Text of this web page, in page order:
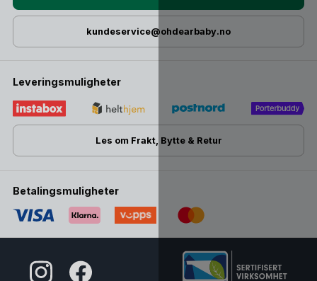
kundeservice@ohdearbaby.no
Leveringsmuligheter
Les om Frakt, Bytte & Retur
Betalingsmuligheter